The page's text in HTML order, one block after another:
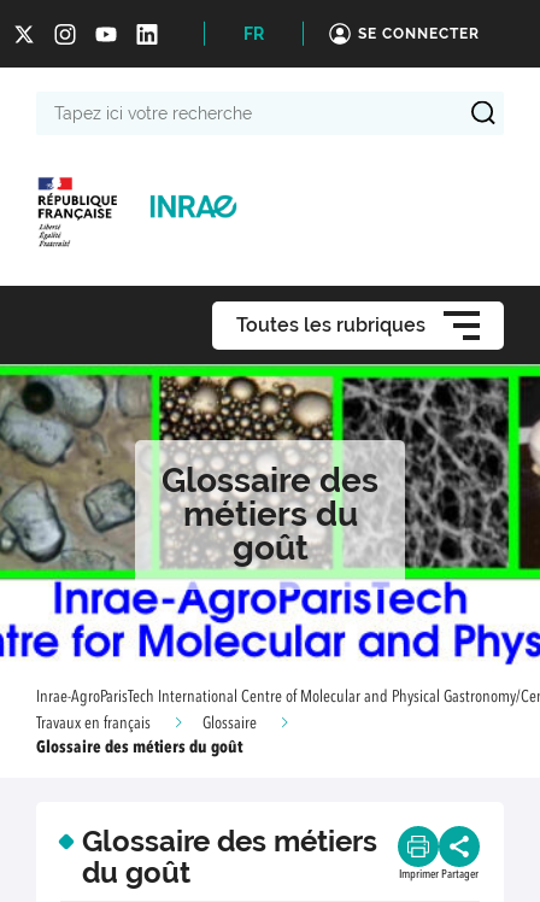
FR SE CONNECTER
Toutes les rubriques
Glossaire des
métiers du
goût
Inrae-AgroParisTech International Centre of Molecular and Physical
Travaux en français
Glossaire
Glossaire des métiers du goût
Glossaire des métiers
du goût
Imprimer Partager